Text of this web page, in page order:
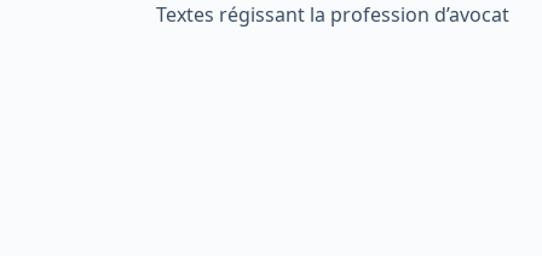
Textes régissant la profession d’avocat